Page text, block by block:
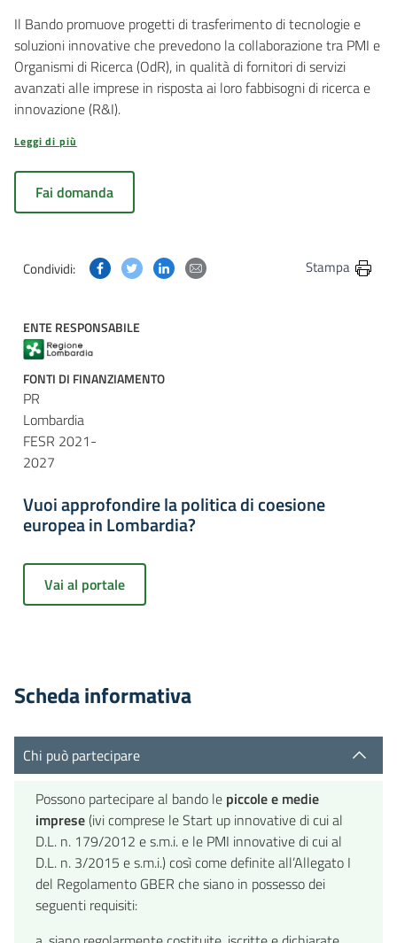
Il Bando promuove progetti di trasferimento di tecnologie e
soluzioni innovative che prevedono la collaborazione tra PMI e
Organismi di Ricerca (OdR), in qualità di fornitori di servizi
avanzati alle imprese in risposta ai loro fabbisogni di ricerca e
innovazione (R&I).
Leggi di più
Fai domanda
Condividi: Condividi questa pagina su Facebook
Condividi questa pagina su Twitter
Condividi questa pagina su Linkedin
Condividi questa pagina via
Stampa
ENTE RESPONSABILE
FONTI DI FINANZIAMENTO
PR
Lombardia
FESR 2021-
2027
Vuoi approfondire la politica di coesione
europea in Lombardia?
Vai al portale
Scheda informativa
Chi può partecipare
Possono partecipare al bando le piccole e medie
imprese(ivi comprese le Start up innovative di cui al
D.L. n. 179/2012 e s.m.i. e le PMI innovative di cui al
D.L. n. 3/2015 e s.m.i.) così come definite all’Allegato I
del Regolamento GBER che siano in possesso dei
seguenti requisiti: